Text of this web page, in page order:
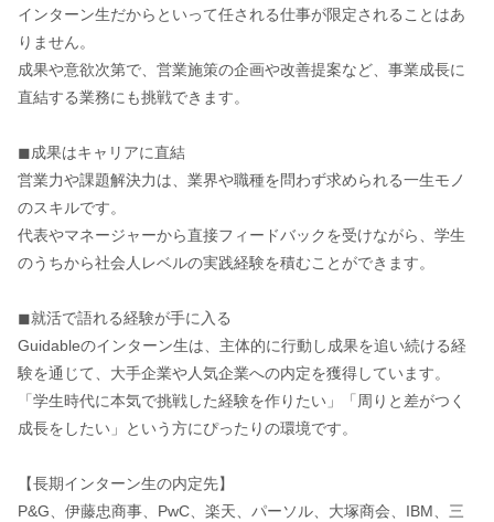
インターン生だからといって任される仕事が限定されることはあ
りません。
成果や意欲次第で、営業施策の企画や改善提案など、事業成長に
直結する業務にも挑戦できます。
◼︎成果はキャリアに直結
営業力や課題解決力は、業界や職種を問わず求められる一生モノ
のスキルです。
代表やマネージャーから直接フィードバックを受けながら、学生
のうちから社会人レベルの実践経験を積むことができます。
◼︎就活で語れる経験が手に入る
Guidableのインターン生は、主体的に行動し成果を追い続ける経
験を通じて、大手企業や人気企業への内定を獲得しています。
「学生時代に本気で挑戦した経験を作りたい」「周りと差がつく
成長をしたい」という方にぴったりの環境です。
【長期インターン生の内定先】
P&G、伊藤忠商事、PwC、楽天、パーソル、大塚商会、IBM、三